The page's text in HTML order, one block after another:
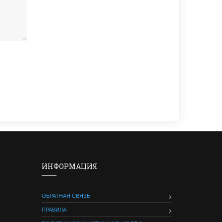
ИНФОРМАЦИЯ
ОБРАТНАЯ СВЯЗЬ
ПРАВИЛА